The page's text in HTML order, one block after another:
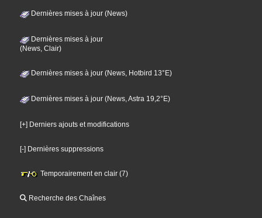
Dernières mises à jour (News)
Dernières mises à jour
(News, Clair)
Dernières mises à jour (News, Hotbird 13°E)
Dernières mises à jour (News, Astra 19,2°E)
[+] Derniers ajouts et modifications
[-] Dernières suppressions
Temporairement en clair (7)
Recherche des Chaînes